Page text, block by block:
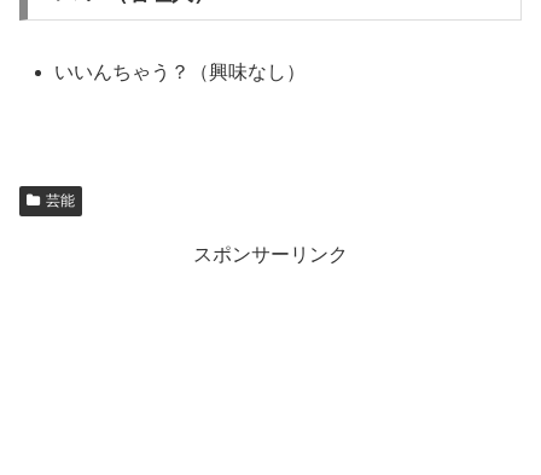
いいんちゃう？（興味なし）
芸能
スポンサーリンク